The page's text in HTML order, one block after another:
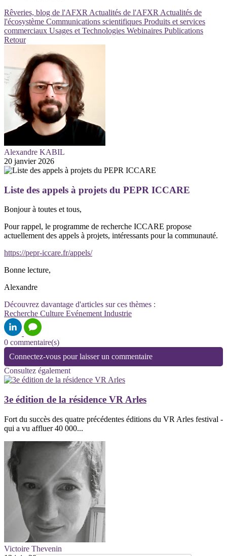
Rêveries, blog de l'AFXR Actualités de l'AFXR Actualités de
l'écosystème Communications scientifiques Produits et services
commerciaux Usages et Technologies Webinaires Publications
Retour
Alexandre KABIL
20 janvier 2026
Liste des appels à projets du PEPR ICCARE
Bonjour à toutes et tous,
Pour rappel, le programme de recherche ICCARE propose
actuellement des appels à projets, intéressants pour la communauté.
https://pepr-iccare.fr/appels/
Bonne lecture,
Alexandre
Découvrez davantage d'articles sur ces thèmes :
Recherche Culture EvénementIndustrie
0 commentaire(s)
Connectez-vous pour laisser un commentaire
Consultez également
3e édition de la résidence VR Arles
Fort du succès des quatre précédentes éditions du VR Arles festival -
qui a vu affluer 40 000...
Victoire Thevenin